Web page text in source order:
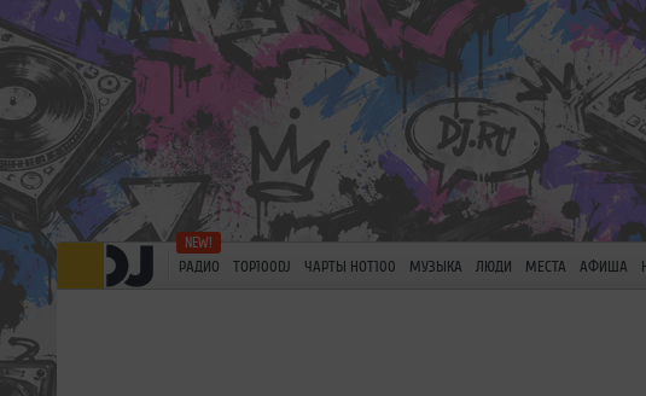
РАДИО TOP100DJ ЧАРТЫ HOT100 МУЗЫКА ЛЮДИ МЕСТА АФИША